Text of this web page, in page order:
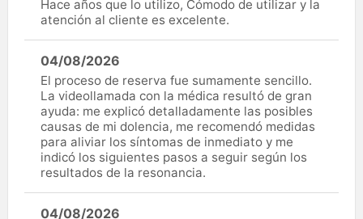
Hace años que lo utilizo, Cómodo de utilizar y la
atención al cliente es excelente.
04/08/2026
El proceso de reserva fue sumamente sencillo.
La videollamada con la médica resultó de gran
ayuda: me explicó detalladamente las posibles
causas de mi dolencia, me recomendó medidas
para aliviar los síntomas de inmediato y me
indicó los siguientes pasos a seguir según los
resultados de la resonancia.
04/08/2026